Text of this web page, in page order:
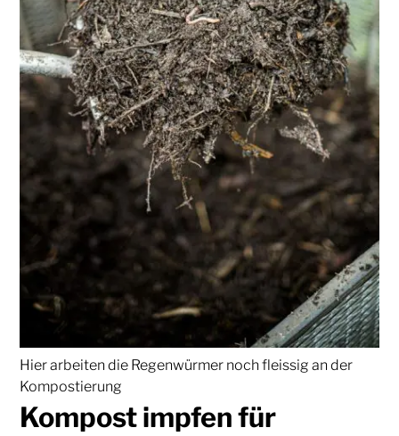
Hier arbeiten die Regenwürmer noch fleissig an der
Kompostierung
Kompost impfen für